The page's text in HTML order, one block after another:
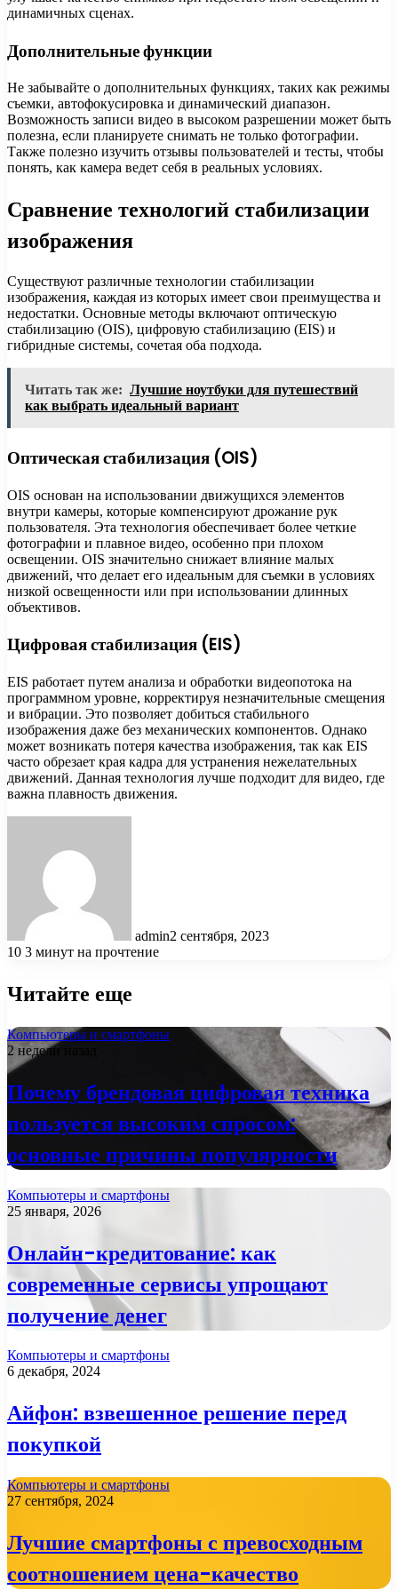
динамичных сценах.
Дополнительные функции
Не забывайте о дополнительных функциях, таких как режимы
съемки, автофокусировка и динамический диапазон.
Возможность записи видео в высоком разрешении может быть
полезна, если планируете снимать не только фотографии.
Также полезно изучить отзывы пользователей и тесты, чтобы
понять, как камера ведет себя в реальных условиях.
Сравнение технологий стабилизации
изображения
Существуют различные технологии стабилизации
изображения, каждая из которых имеет свои преимущества и
недостатки. Основные методы включают оптическую
стабилизацию (OIS), цифровую стабилизацию (EIS) и
гибридные системы, сочетая оба подхода.
Читать так же: Лучшие ноутбуки для путешествий
как выбрать идеальный вариант
Оптическая стабилизация (OIS)
OIS основан на использовании движущихся элементов
внутри камеры, которые компенсируют дрожание рук
пользователя. Эта технология обеспечивает более четкие
фотографии и плавное видео, особенно при плохом
освещении. OIS значительно снижает влияние малых
движений, что делает его идеальным для съемки в условиях
низкой освещенности или при использовании длинных
объективов.
Цифровая стабилизация (EIS)
EIS работает путем анализа и обработки видеопотока на
программном уровне, корректируя незначительные смещения
и вибрации. Это позволяет добиться стабильного
изображения даже без механических компонентов. Однако
может возникать потеря качества изображения, так как EIS
часто обрезает края кадра для устранения нежелательных
движений. Данная технология лучше подходит для видео, где
важна плавность движения.
admin2 сентября, 2023
10 3 минут на прочтение
Читайте еще
Компьютеры и смартфоны
2 недели назад
Почему брендовая цифровая техника
пользуется высоким спросом:
основные причины популярности
Компьютеры и смартфоны
25 января, 2026
Онлайн-кредитование: как
современные сервисы упрощают
получение денег
Компьютеры и смартфоны
6 декабря, 2024
Айфон: взвешенное решение перед
покупкой
Компьютеры и смартфоны
27 сентября, 2024
Лучшие смартфоны с превосходным
соотношением цена-качество